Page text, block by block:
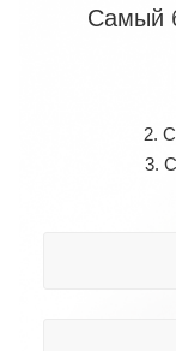
Самый
2.
3.